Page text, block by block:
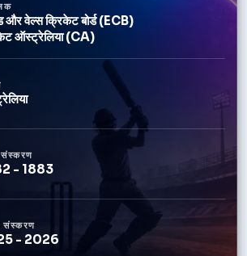
और वेल्स क्रिकेट बोर्ड (ECB)
ऑस्ट्रेलिया (CA)
संस्करण
- 1883
संस्करण
- 2026